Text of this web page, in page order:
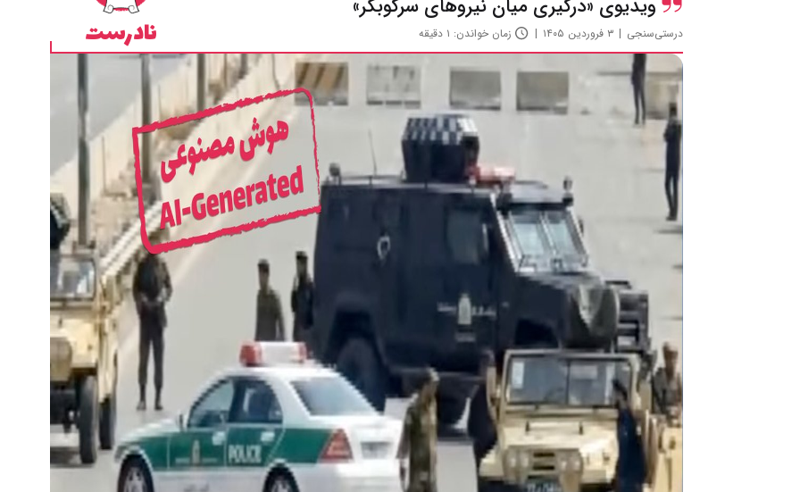
ویدیوی «درگیری میان نیروهای سرکوبگر»
درستی‌سنجی ۳ فروردین ۱۴۰۵ زمان خواندن: ۱ دقیقه نادرست